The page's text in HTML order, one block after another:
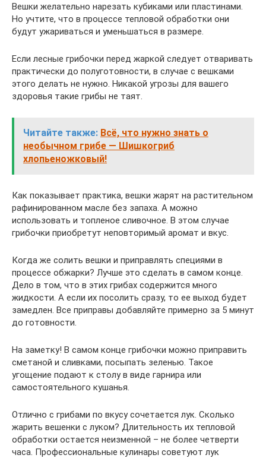
Вешки желательно нарезать кубиками или пластинами.
Но учтите, что в процессе тепловой обработки они
будут ужариваться и уменьшаться в размере.
Если лесные грибочки перед жаркой следует отваривать
практически до полуготовности, в случае с вешками
этого делать не нужно. Никакой угрозы для вашего
здоровья такие грибы не таят.
Читайте также: Всё, что нужно знать о
необычном грибе — Шишкогриб
хлопьеножковый!
Как показывает практика, вешки жарят на растительном
рафинированном масле без запаха. А можно
использовать и топленое сливочное. В этом случае
грибочки приобретут неповторимый аромат и вкус.
Когда же солить вешки и приправлять специями в
процессе обжарки? Лучше это сделать в самом конце.
Дело в том, что в этих грибах содержится много
жидкости. А если их посолить сразу, то ее выход будет
замедлен. Все приправы добавляйте примерно за 5 минут
до готовности.
На заметку! В самом конце грибочки можно приправить
сметаной и сливками, посыпать зеленью. Такое
угощение подают к столу в виде гарнира или
самостоятельного кушанья.
Отлично с грибами по вкусу сочетается лук. Сколько
жарить вешенки с луком? Длительность их тепловой
обработки остается неизменной – не более четверти
часа. Профессиональные кулинары советуют лук